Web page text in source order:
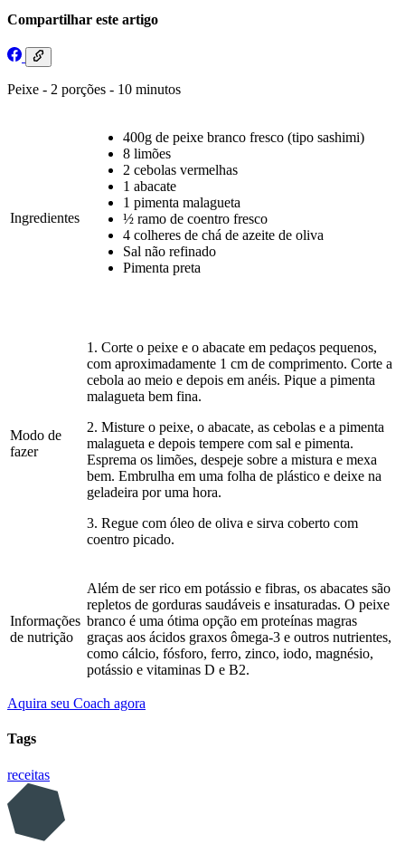
Compartilhar este artigo
Peixe - 2 porções - 10 minutos
Ingredientes
400g de peixe branco fresco (tipo sashimi)
8 limões
2 cebolas vermelhas
1 abacate
1 pimenta malagueta
½ ramo de coentro fresco
4 colheres de chá de azeite de oliva
Sal não refinado
Pimenta preta
Modo de
fazer
1. Corte o peixe e o abacate em pedaços pequenos,
com aproximadamente 1 cm de comprimento. Corte a
cebola ao meio e depois em anéis. Pique a pimenta
malagueta bem fina.
2. Misture o peixe, o abacate, as cebolas e a pimenta
malagueta e depois tempere com sal e pimenta.
Esprema os limões, despeje sobre a mistura e mexa
bem. Embrulha em uma folha de plástico e deixe na
geladeira por uma hora.
3. Regue com óleo de oliva e sirva coberto com
coentro picado.
Informações
de nutrição
Além de ser rico em potássio e fibras, os abacates são
repletos de gorduras saudáveis e insaturadas. O peixe
branco é uma ótima opção em proteínas magras
graças aos ácidos graxos ômega-3 e outros nutrientes,
como cálcio, fósforo, ferro, zinco, iodo, magnésio,
potássio e vitaminas D e B2.
Aquira seu Coach agora
Tags
receitas